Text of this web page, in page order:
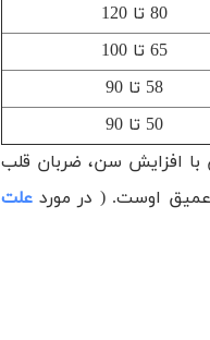
80 تا 120
65 تا 100
58 تا 90
50 تا 90
افزایش سن، ضربان قلب
عمیق اوست. ( در موردعلت